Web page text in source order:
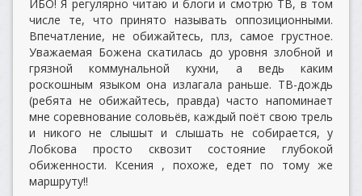
ИБО! Я регулярно читаю и блоги и смотрю ТВ, в том
числе те, что принято называть оппозиционными.
Впечатление, не обижайтесь, плз, самое грустное.
Уважаемая Божена скатилась до уровня злобной и
грязной коммунальной кухни, а ведь каким
роскошным языком она излагала раньше. ТВ-дождь
(ребята не обижайтесь, правда) часто напоминает
мне соревнование соловьёв, каждый поёт свою трель
и никого не слышыт и слышать не собирается, у
Лобкова просто сквозит состояние глубокой
обиженности. Ксения , похоже, едет по тому же
маршруту!!